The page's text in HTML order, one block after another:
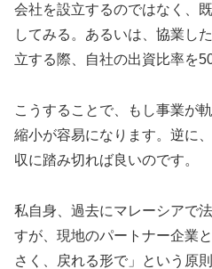
会社を設立するのではなく、
してみる。あるいは、協業し
立する際、自社の出資比率を
こうすることで、もし事業が
縮小が容易になります。逆に
収に踏み切れば良いのです。
私自身、過去にマレーシアで
すが、現地のパートナー企業
さく、戻れる形で」という原